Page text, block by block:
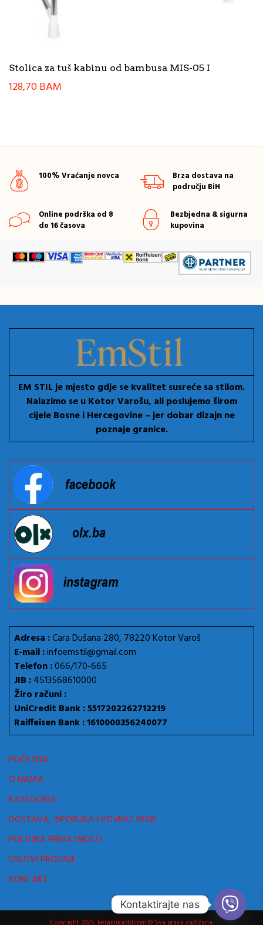
Stolica za tuš kabinu od bambusa MIS-05 I
128,70BAM
100% Vraćanje novca
Brza dostava na
području BiH
Online podrška od 8
do 16 časova
Bezbjedna & sigurna
kupovina
EM STIL je mjesto gdje se kvalitet susreće sa stilom.
Nalazimo se u Kotor Varošu, ali poslujemo širom
cijele Bosne i Hercegovine – jer dobar dizajn ne
poznaje granice.
Adresa :Cara Dušana 280, 78220 Kotor Varoš
E-mail :infoemstil@gmail.com
Telefon :066/170-665
JIB :4513568610000
Žiro računi :
UniCredit Bank : 5517202262712219
Raiffeisen Bank : 1610000356240077
POČETNA
O NAMA
KATEGORIJE
DOSTAVA, ISPORUKA I POVRAT ROBE
POLITIKA PRIVATNOSTI
USLOVI PRODAJE
KONTAKT
Copyright 2025. keramikastil.com © Sva prava zadržana.
Kontaktirajte nas